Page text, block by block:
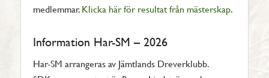
medlemmar. Klicka här för resultat från mästerskap.
Information Har-SM – 2026
Har-SM arrangeras av Jämtlands Dreverklubb.